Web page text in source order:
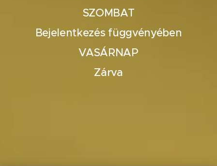
SZOMBAT
Bejelentkezés függvényében
VASÁRNAP
Zárva